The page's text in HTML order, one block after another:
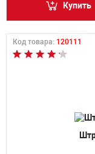
Купить
Код товара: 120111